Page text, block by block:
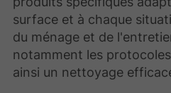
surface et à chaque
du ménage et de
notamment les
ainsi un nettoyage